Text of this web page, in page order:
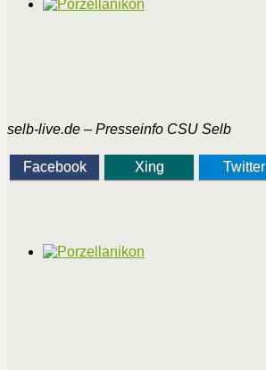
selb-live.de – Presseinfo CSU Selb
Facebook Xing Twitter